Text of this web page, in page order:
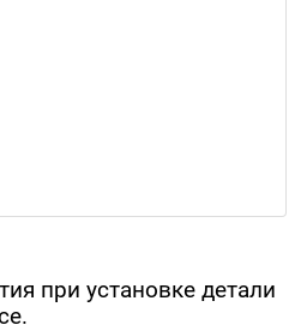
при установке детали